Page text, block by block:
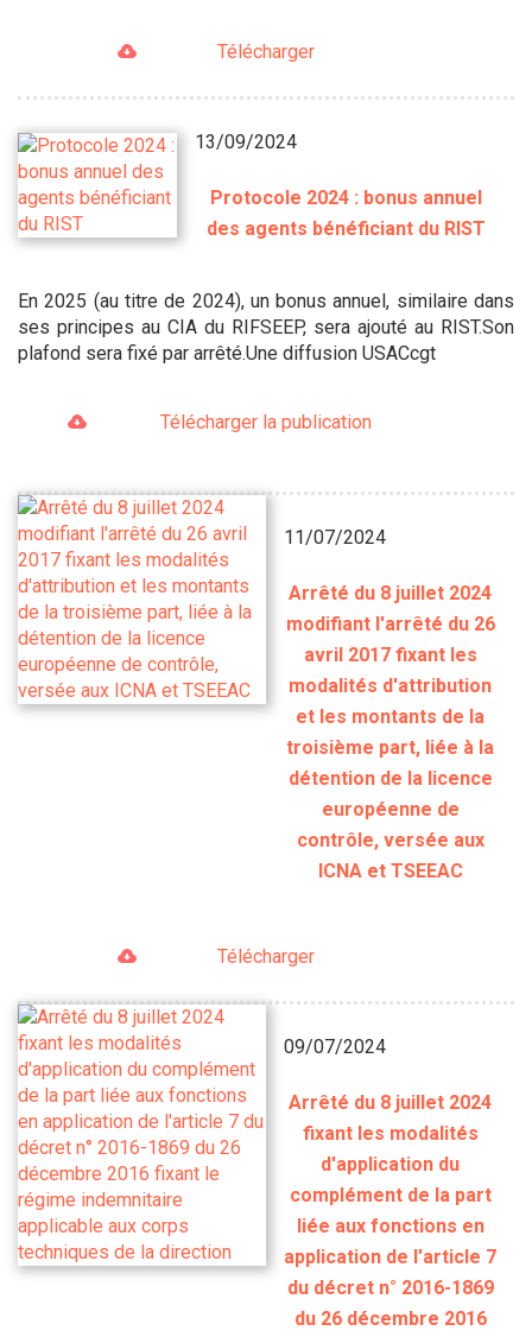
Télécharger
13/09/2024
Protocole 2024 : bonus annuel
des agents bénéficiant du RIST
En 2025 (au titre de 2024), un bonus annuel, similaire dans
ses principes au CIA du RIFSEEP, sera ajouté au RIST.Son
plafond sera fixé par arrêté.Une diffusion USACcgt
Télécharger la publication
11/07/2024
Arrêté du 8 juillet 2024
modifiant l'arrêté du 26
avril 2017 fixant les
modalités d'attribution
et les montants de la
troisième part, liée à la
détention de la licence
européenne de
contrôle, versée aux
ICNA et TSEEAC
Télécharger
09/07/2024
Arrêté du 8 juillet 2024
fixant les modalités
d'application du
complément de la part
liée aux fonctions en
application de l'article 7
du décret n° 2016-1869
du 26 décembre 2016